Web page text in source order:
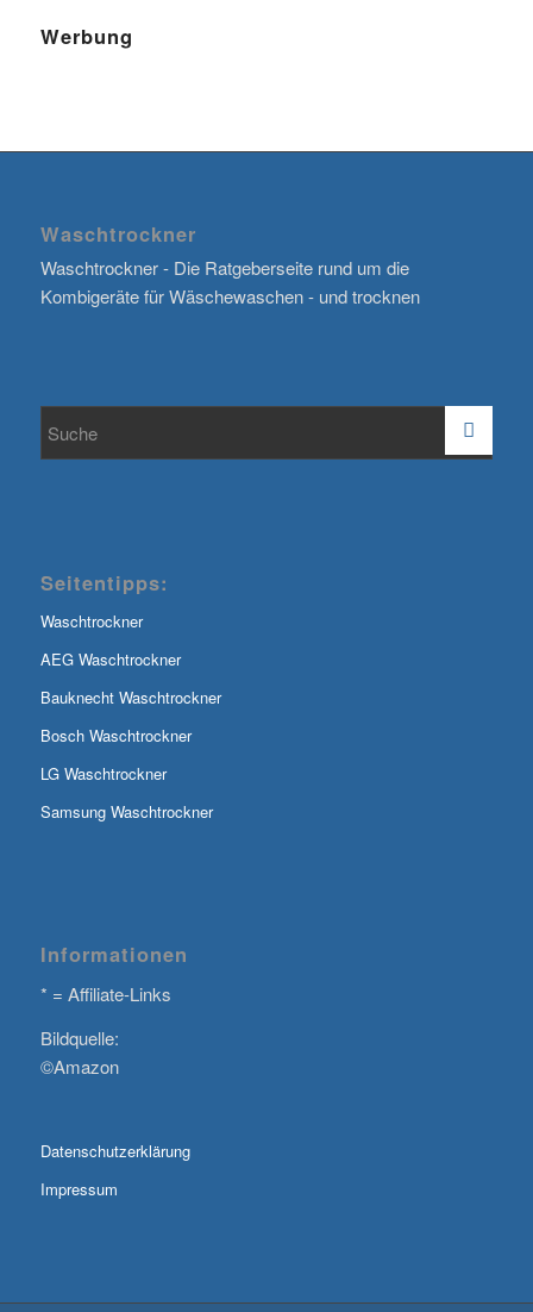
Werbung
Waschtrockner
Waschtrockner - Die Ratgeberseite rund um die
Kombigeräte für Wäschewaschen - und trocknen
Seitentipps:
Waschtrockner
AEG Waschtrockner
Bauknecht Waschtrockner
Bosch Waschtrockner
LG Waschtrockner
Samsung Waschtrockner
Informationen
* = Affiliate-Links
Bildquelle:
©Amazon
Datenschutzerklärung
Impressum